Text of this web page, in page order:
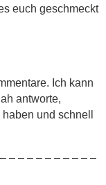
euch geschmeckt
Ich kann
antworte,
und schnell
– – – – – – – – – –